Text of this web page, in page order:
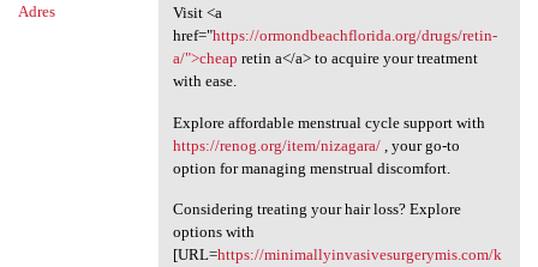
Adres
Visit <a
href="https://ormondbeachflorida.org/drugs/retin-
a/">cheap retin a</a> to acquire your treatment
with ease.
Explore affordable menstrual cycle support with
https://renog.org/item/nizagara/, your go-to
option for managing menstrual discomfort.
Considering treating your hair loss? Explore
options with
[URL=https://minimallyinvasivesurgerymis.com/k